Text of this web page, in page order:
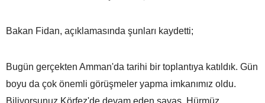
Bakan Fidan, açıklamasında şunları kaydetti;
Bugün gerçekten Amman'da tarihi bir toplantıya katıldık. Gün
boyu da çok önemli görüşmeler yapma imkanımız oldu.
Biliyorsunuz Körfez'de devam eden savaş, Hürmüz